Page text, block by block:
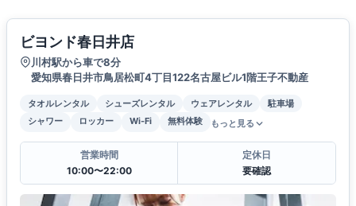
ビヨンド春日井店
川村駅から車で8分
愛知県春日井市鳥居松町4丁目122名古屋ビル1階王子不動産
タオルレンタル シューズレンタル ウェアレンタル
駐車場
シャワー
ロッカー Wi-Fi 無料体験 もっと見る
営業時間
10:00〜22:00
定休日
要確認